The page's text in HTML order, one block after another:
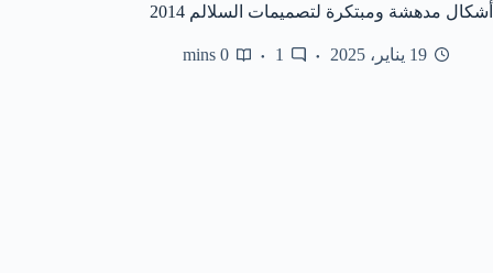
أشكال مدهشة ومبتكرة لتصميمات السلالم 2014
19 يناير، 2025 1
0 mins